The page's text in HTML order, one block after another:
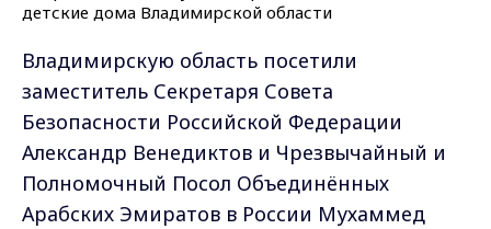
Владимирскую область посетили
заместитель Секретаря Совета
Безопасности Российской Федерации
Александр Венедиктов и Чрезвычайный и
Полномочный Посол Объединённых
Арабских Эмиратов в России Мухаммед